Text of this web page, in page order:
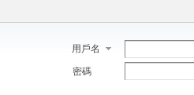
用戶名
密碼